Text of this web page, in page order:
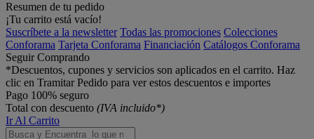
Resumen de tu pedido
¡Tu carrito está vacío!
Suscríbete a la newsletter Todas las promociones Colecciones
Conforama Tarjeta Conforama Financiación Catálogos Conforama
Seguir Comprando
*Descuentos, cupones y servicios son aplicados en el carrito. Haz
clic en Tramitar Pedido para ver estos descuentos e importes
Pago 100% seguro
Total con descuento (IVA incluido*)
Ir Al Carrito